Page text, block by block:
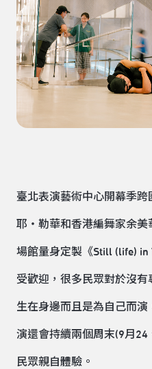
臺北表演藝術中心開幕季
耶・勒華和香港編舞家余
場館量身定製《Still (life) in
受歡迎，很多民眾對於沒
生在身邊而且是為自己而
演還會持續兩個周末(9月
民眾親自體驗。